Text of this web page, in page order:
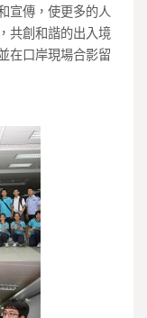
宣傳，使更多的人
共創和諧的出入境
在口岸現場合影留